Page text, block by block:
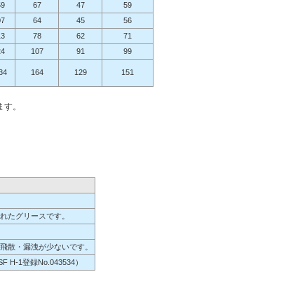
67 47
59
64 45
56
78 62
71
107 91 99
164 129 151
。
たグリースです。
散・漏洩が少ないです。
H-1登録No.043534）